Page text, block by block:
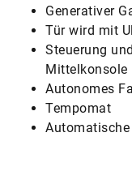
Generativer
Tür wird mit
Steuerung
Mittelkonsole
Autonomes
Tempomat